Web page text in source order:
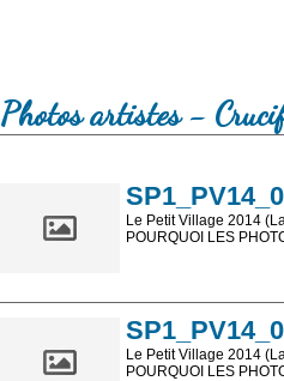
Photos artistes -
Le Petit Village 2014
POURQUOI LES
Le Petit Village 2014
POURQUOI LES